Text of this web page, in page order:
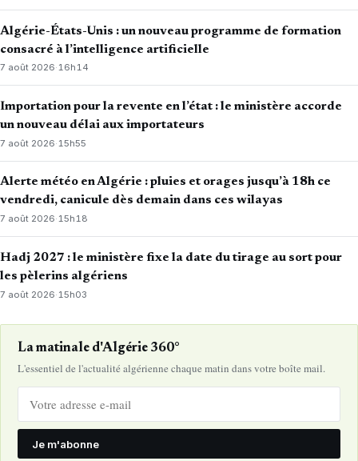
Algérie-États-Unis : un nouveau programme de formation
consacré à l’intelligence artificielle
7 août 2026·16h14
Importation pour la revente en l’état : le ministère accorde
un nouveau délai aux importateurs
7 août 2026· 15h55
Alerte météo en Algérie : pluies et orages jusqu’à 18h ce
vendredi, canicule dès demain dans ces wilayas
7 août 2026·15h18
Hadj 2027 : le ministère fixe la date du tirage au sort pour
les pèlerins algériens
7 août 2026· 15h03
La matinale d'Algérie 360°
L'essentiel de l'actualité algérienne chaque matin dans votre boîte mail.
Je m'abonne